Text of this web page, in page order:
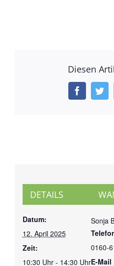
Diesen
Facebook
DETAILS
Datum:
12. April 2025
Zeit:
10:30 Uhr - 14:30 Uhr
Sonja
0160-
E-Mail